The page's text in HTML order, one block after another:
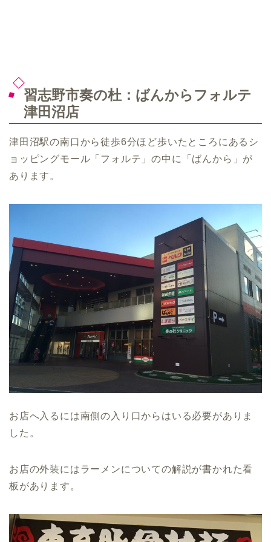
習志野市奏の杜：ばんからフォルテ
津田沼店
津田沼駅の南口から徒歩6分ほど歩いたところにあるシ
ョッピングモール「フォルテ」の中に「ばんから」が
あります。
お店へ入るには南側の入り口からはいる必要がありま
した。
お店の外装にはラーメンについての解説が書かれた看
板があります。